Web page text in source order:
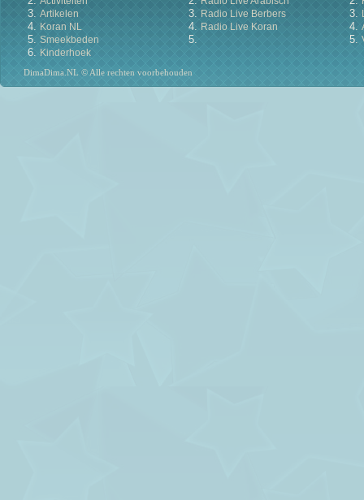
Artikelen
Koran NL
Smeekbeden
Kinderhoek
Radio Live Berbers
Radio Live Koran
DimaDima.NL © Alle rechten voorbehouden